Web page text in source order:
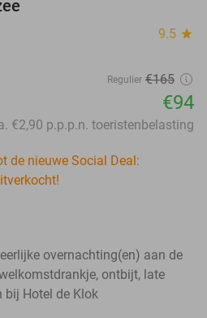
9.5 star
Regulier €165
€94
€2,90 p.p.p.n. toeristenbelasting
de nieuwe Social Deal:
overnachting(en) aan de
ontbijt, late
bij Hotel de Klok